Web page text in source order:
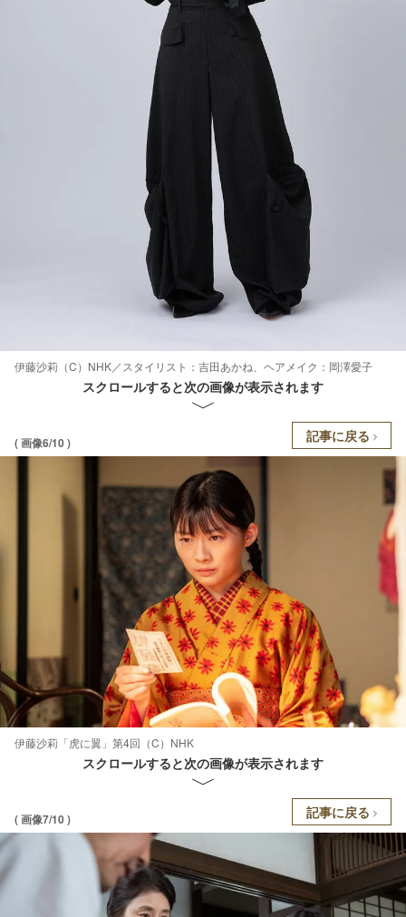
伊藤沙莉（C）NHK／スタイリスト：吉田あかね、ヘアメイク：岡澤愛子
スクロールすると次の画像が表示されます
( 画像6/10 ) 記事に戻る
伊藤沙莉「虎に翼」第4回（C）NHK
スクロールすると次の画像が表示されます
( 画像7/10 ) 記事に戻る